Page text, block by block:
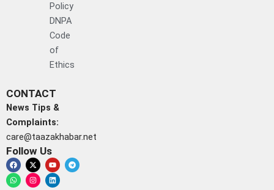
Policy
DNPA
Code
of
Ethics
CONTACT
News Tips &
Complaints:
care@taazakhabar.net
Follow Us
F
a
c
e
X
-
t
w
Y
o
u
t
T
e
l
W
h
a
t
I
n
s
t
L
i
n
k